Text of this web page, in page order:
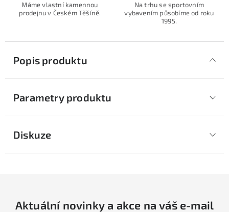
Máme vlastní kamennou
prodejnu v Českém Těšíně.
Na trhu se sportovním
vybavením působíme od roku
1995.
Popis produktu
Parametry produktu
Diskuze
Aktuální novinky a akce na váš e-mail